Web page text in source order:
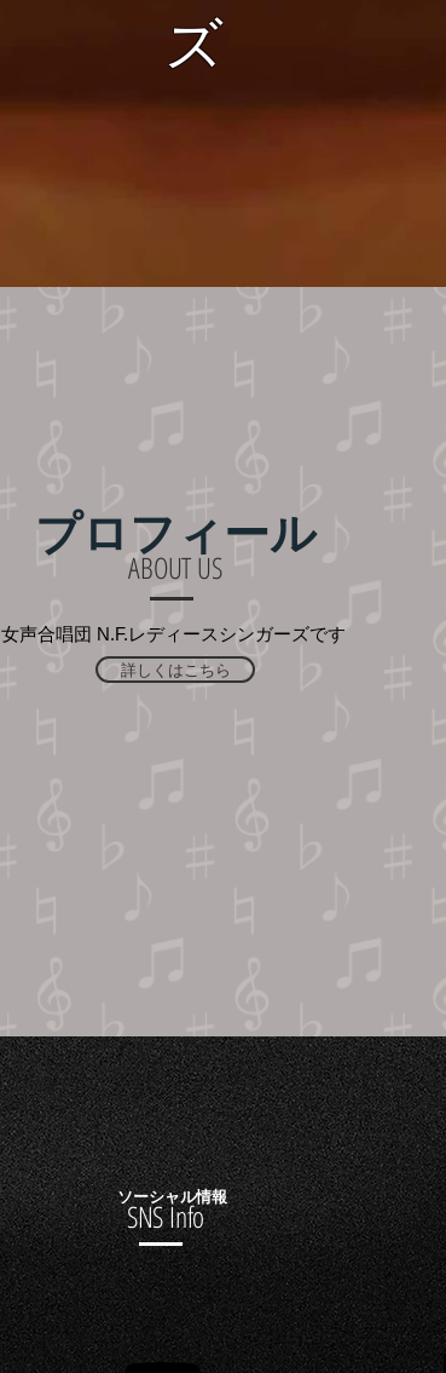
ズ
プロフィール
ABOUT US
詳しくはこちら
​女声合唱団 N.F.レディースシンガーズです
ソーシャル情報
SNS Info